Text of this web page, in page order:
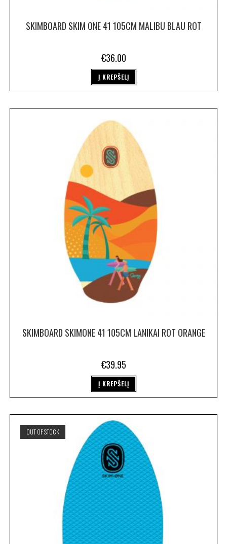
SKIMBOARD SKIM ONE 41 105CM MALIBU BLAU ROT
€36.00
Į KREPŠELĮ
SKIMBOARD SKIMONE 41 105CM LANIKAI ROT ORANGE
€39.95
Į KREPŠELĮ
OUT OF STOCK